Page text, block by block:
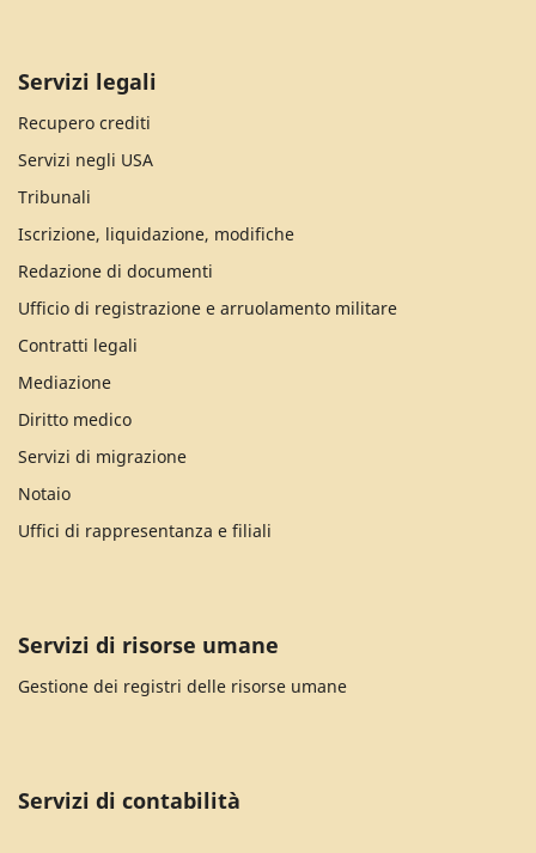
Servizi legali
Recupero crediti
Servizi negli USA
Tribunali
Iscrizione, liquidazione, modifiche
Redazione di documenti
Ufficio di registrazione e arruolamento militare
Contratti legali
Mediazione
Diritto medico
Servizi di migrazione
Notaio
Uffici di rappresentanza e filiali
Servizi di risorse umane
Gestione dei registri delle risorse umane
Servizi di contabilità